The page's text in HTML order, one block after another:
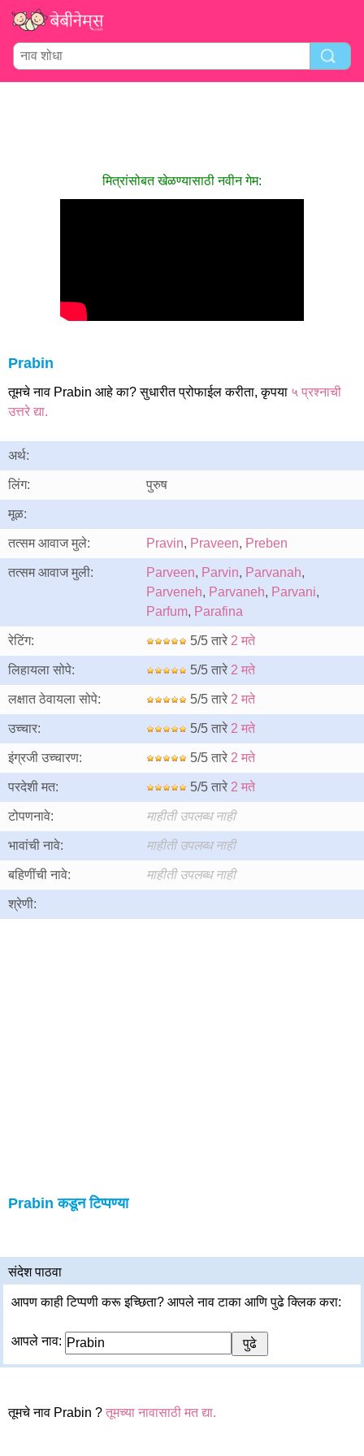
मित्रांसोबत खेळण्यासाठी नवीन गेम:
Prabin
तूमचे नाव Prabin आहे का? सुधारीत प्रोफाईल करीता, कृपया ५ प्रश्नाची
उत्तरे द्या.
अर्थ:
लिंग: पुरुष
मूळ:
तत्सम आवाज मुले: Pravin, Praveen, Preben
तत्सम आवाज मुली: Parveen, Parvin, Parvanah,
Parveneh, Parvaneh, Parvani,
Parfum, Parafina
रेटिंग: 5/5 तारे 2 मते
लिहायला सोपे: 5/5 तारे 2 मते
लक्षात ठेवायला सोपे: 5/5 तारे 2 मते
उच्चार: 5/5 तारे 2 मते
इंग्रजी उच्चारण: 5/5 तारे 2 मते
परदेशी मत: 5/5 तारे 2 मते
टोपणनावे: माहीती उपलब्ध नाही
भावांची नावे: माहीती उपलब्ध नाही
बहिणींची नावे: माहीती उपलब्ध नाही
श्रेणी:
Prabin कडून टिप्पण्या
संदेश पाठवा
आपण काही टिप्पणी करू इच्छिता? आपले नाव टाका आणि पुढे क्लिक करा:
आपले नाव:
तूमचे नाव Prabin ? तूमच्या नावासाठी मत द्या.